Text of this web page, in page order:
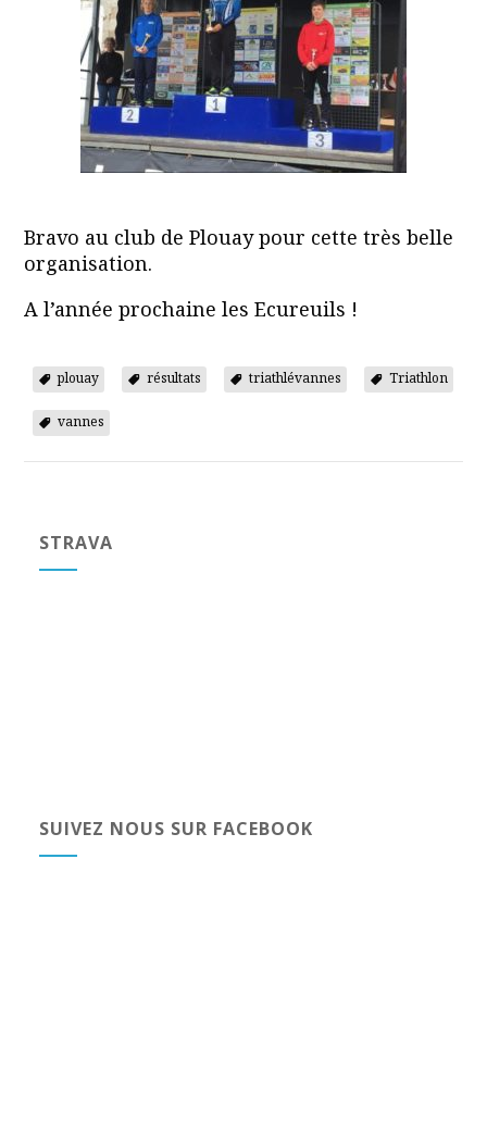
Bravo au club de Plouay pour cette très belle
organisation.
A l’année prochaine les Ecureuils !
plouay résultats triathlévannes Triathlon
vannes
STRAVA
SUIVEZ NOUS SUR FACEBOOK